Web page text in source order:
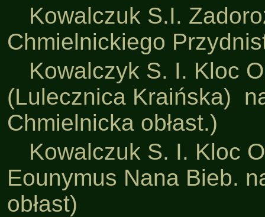
Kowalczuk S.I.
Chmielnickiego
Kowalczyk S. I. Kloc
(Lulecznica Kraińska)
Chmielnicka obłast.)
Kowalczuk S. I. Kloc
Eounymus Nana Bieb.
obłast)